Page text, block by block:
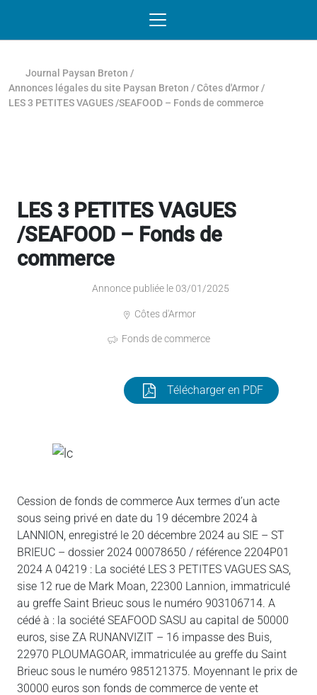
Journal Paysan Breton /
Annonces légales du site Paysan Breton /Côtes d'Armor /
LES 3 PETITES VAGUES /SEAFOOD – Fonds de commerce
LES 3 PETITES VAGUES
/SEAFOOD – Fonds de
commerce
Annonce publiée le 03/01/2025
Côtes d'Armor
Fonds de commerce
Télécharger en PDF
Cession de fonds de commerce Aux termes d’un acte
sous seing privé en date du 19 décembre 2024 à
LANNION, enregistré le 20 décembre 2024 au SIE – ST
BRIEUC – dossier 2024 00078650 / référence 2204P01
2024 A 04219 : La société LES 3 PETITES VAGUES SAS,
sise 12 rue de Mark Moan, 22300 Lannion, immatriculé
au greffe Saint Brieuc sous le numéro 903106714. A
cédé à : la société SEAFOOD SASU au capital de 50000
euros, sise ZA RUNANVIZIT – 16 impasse des Buis,
22970 PLOUMAGOAR, immatriculée au greffe du Saint
Brieuc sous le numéro 985121375. Moyennant le prix de
30000 euros son fonds de commerce de vente et